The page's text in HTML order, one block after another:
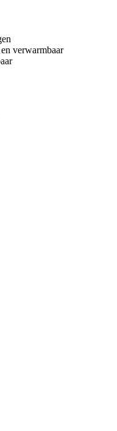
verwarmbaar